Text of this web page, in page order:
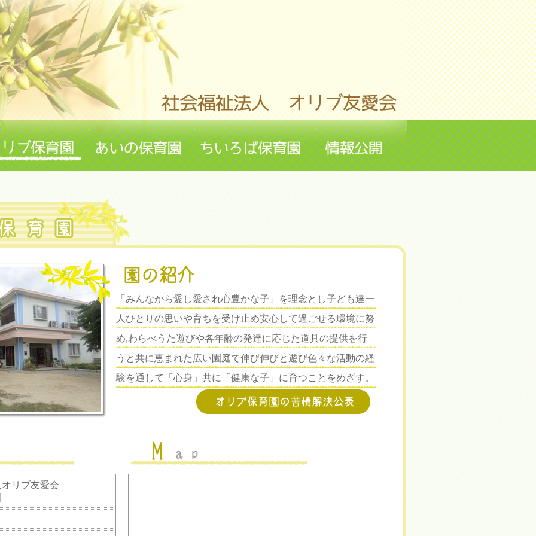
ブ友愛会・理念 オリブ保育園 あいの保育園 ちいろば保育園 情報公開
「みんなから愛し愛され心豊かな子」を理念とし子ども達一
人ひとりの思いや育ちを受け止め安心して過ごせる環境に努
め,わらべうた遊びや各年齢の発達に応じた道具の提供を行
うと共に恵まれた広い園庭で伸び伸びと遊び色々な活動の経
験を通して「心身」共に「健康な子」に育つことをめざす。
リブ友愛会